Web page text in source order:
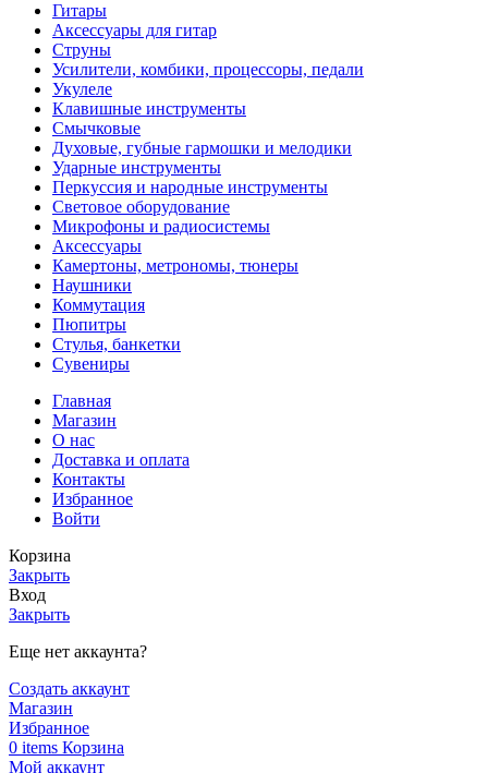
Гитары
Аксессуары для гитар
Струны
Усилители, комбики, процессоры, педали
Укулеле
Клавишные инструменты
Смычковые
Духовые, губные гармошки и мелодики
Ударные инструменты
Перкуссия и народные инструменты
Световое оборудование
Микрофоны и радиосистемы
Аксессуары
Камертоны, метрономы, тюнеры
Наушники
Коммутация
Пюпитры
Стулья, банкетки
Сувениры
Главная
Магазин
О нас
Доставка и оплата
Контакты
Избранное
Войти
Корзина
Закрыть
Вход
Закрыть
Еще нет аккаунта?
Создать аккаунт
Магазин
Избранное
0 items Корзина
Мой аккаунт